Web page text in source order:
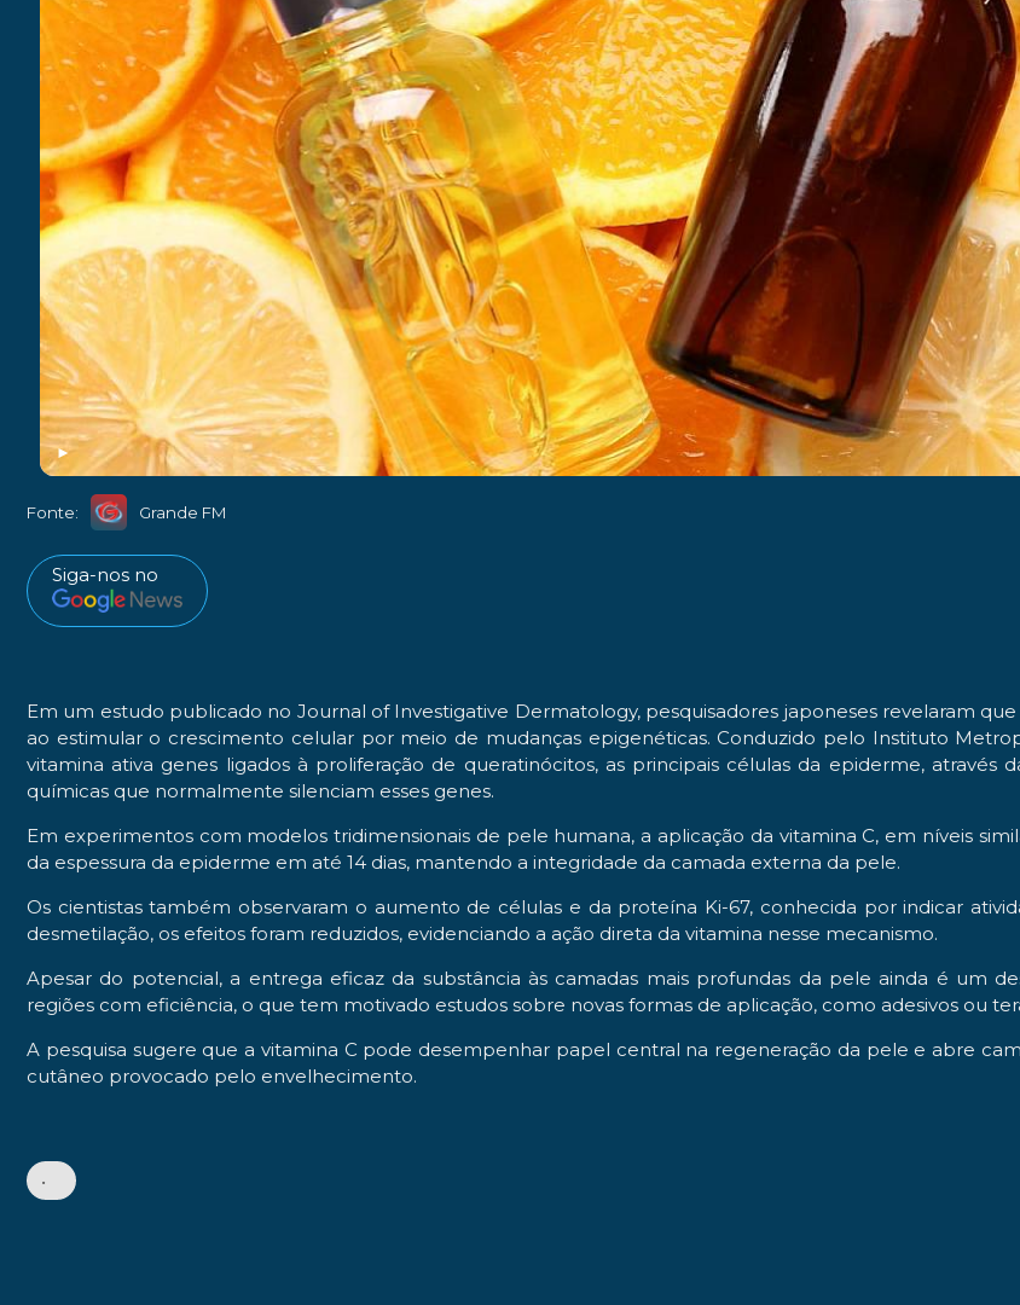
►
Fonte: Grande FM
Siga-nos no
Em um estudo publicado no Journal of Investigative Dermatology, pesquisadores japoneses revelaram
ao estimular o crescimento celular por meio de mudanças epigenéticas. Conduzido pelo Instituto
vitamina ativa genes ligados à proliferação de queratinócitos, as principais células da epiderme,
químicas que normalmente silenciam esses genes.
Em experimentos com modelos tridimensionais de pele humana, a aplicação da vitamina C, em níveis
da espessura da epiderme em até 14 dias, mantendo a integridade da camada externa da pele.
Os cientistas também observaram o aumento de células e da proteína Ki-67, conhecida por indicar
desmetilação, os efeitos foram reduzidos, evidenciando a ação direta da vitamina nesse mecanismo.
Apesar do potencial, a entrega eficaz da substância às camadas mais profundas da pele ainda é um
regiões com eficiência, o que tem motivado estudos sobre novas formas de aplicação, como adesivos ou
A pesquisa sugere que a vitamina C pode desempenhar papel central na regeneração da pele e abre
cutâneo provocado pelo envelhecimento.
•